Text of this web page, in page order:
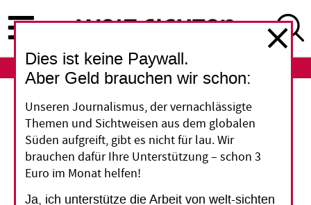
zum
Inhalt
ABO
Steuerhinterziehung
Nicht auf die nächsten
Panama Papers warten
Dies ist keine Paywall.
Aber Geld brauchen wir schon:
Unseren Journalismus, der vernachlässigte
Themen und Sichtweisen aus dem globalen
Süden aufgreift, gibt es nicht für lau. Wir
brauchen dafür Ihre Unterstützung – schon 3
Euro im Monat helfen!
Ja, ich unterstütze die Arbeit von welt-sichten